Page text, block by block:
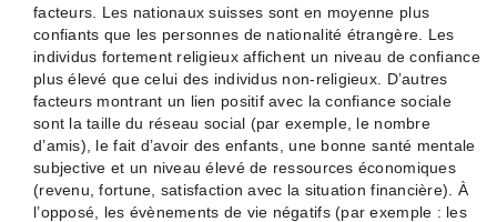
facteurs. Les nationaux suisses sont en moyenne plus
confiants que les personnes de nationalité étrangère. Les
individus fortement religieux affichent un niveau de confiance
plus élevé que celui des individus non-religieux. D’autres
facteurs montrant un lien positif avec la confiance sociale
sont la taille du réseau social (par exemple, le nombre
d’amis), le fait d’avoir des enfants, une bonne santé mentale
subjective et un niveau élevé de ressources économiques
(revenu, fortune, satisfaction avec la situation financière). À
l’opposé, les évènements de vie négatifs (par exemple : les